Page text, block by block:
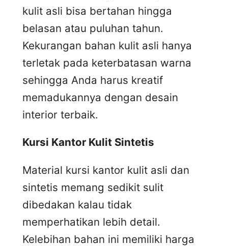
kulit asli bisa bertahan hingga
belasan atau puluhan tahun.
Kekurangan bahan kulit asli hanya
terletak pada keterbatasan warna
sehingga Anda harus kreatif
memadukannya dengan desain
interior terbaik.
Kursi Kantor Kulit Sintetis
Material kursi kantor kulit asli dan
sintetis memang sedikit sulit
dibedakan kalau tidak
memperhatikan lebih detail.
Kelebihan bahan ini memiliki harga